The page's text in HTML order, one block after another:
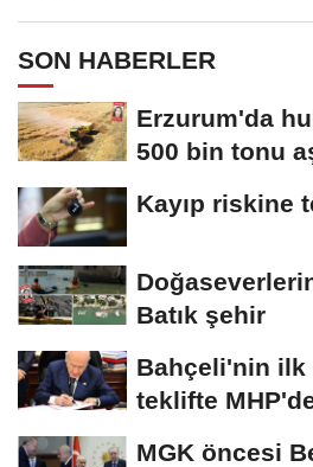
SON HABERLER
Erzurum'da
500 bin tonu
Kayıp riskine
Batık şehir
Bahçeli'nin ilk
teklifte
MGK öncesi